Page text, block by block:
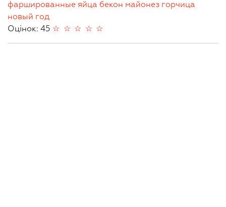
фаршированные яйца бекон майонез горчица
новый год
Оцінок: 45
☆
☆
☆
☆
☆